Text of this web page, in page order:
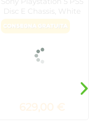
Disc E Chassis, White
629,00 €